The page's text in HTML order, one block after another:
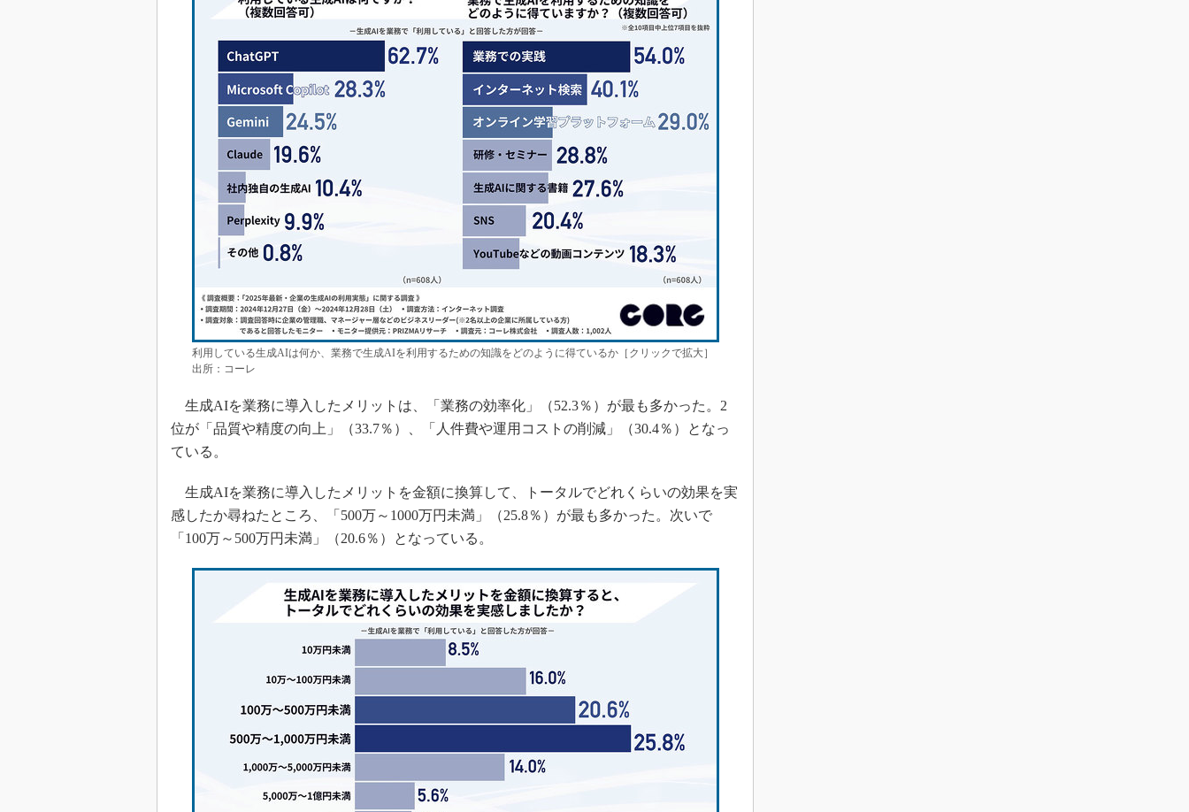
利用している生成AIは何か、業務で生成AIを利用するための知識をどのように得ているか［クリックで拡大］
出所：コーレ
生成AIを業務に導入したメリットは、「業務の効率化」（52.3％）が最も多かった。2
位が「品質や精度の向上」（33.7％）、「人件費や運用コストの削減」（30.4％）となっ
ている。
生成AIを業務に導入したメリットを金額に換算して、トータルでどれくらいの効果を実
感したか尋ねたところ、「500万～1000万円未満」（25.8％）が最も多かった。次いで
「100万～500万円未満」（20.6％）となっている。